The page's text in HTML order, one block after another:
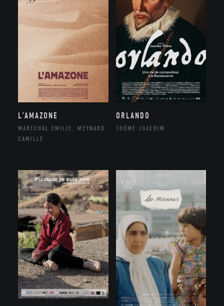
L’AMAZONE
MARÉCHAL EMILIE, MEYNARD
CAMILLE
ORLANDO
THÔME JOACHIM